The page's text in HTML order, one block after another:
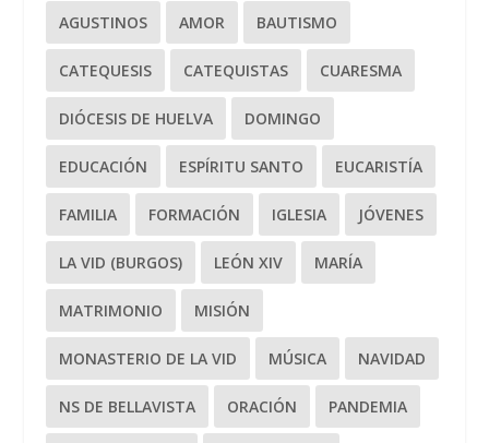
AGUSTINOS AMOR BAUTISMO
CATEQUESIS CATEQUISTAS CUARESMA
DIÓCESIS DE HUELVA DOMINGO
EDUCACIÓN ESPÍRITU SANTO EUCARISTÍA
FAMILIA FORMACIÓN IGLESIA JÓVENES
LA VID (BURGOS) LEÓN XIV MARÍA
MATRIMONIO MISIÓN
MONASTERIO DE LA VID MÚSICA NAVIDAD
NS DE BELLAVISTA ORACIÓN PANDEMIA